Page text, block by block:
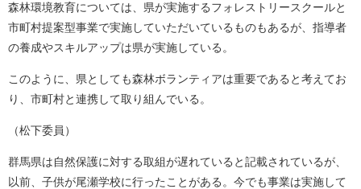
森林環境教育については、県が実施するフォレストリースクールと
市町村提案型事業で実施していただいているものもあるが、指導者
の養成やスキルアップは県が実施している。
このように、県としても森林ボランティアは重要であると考えてお
り、市町村と連携して取り組んでいる。
（松下委員）
群馬県は自然保護に対する取組が遅れていると記載されているが、
以前、子供が尾瀬学校に行ったことがある。今でも事業は実施して